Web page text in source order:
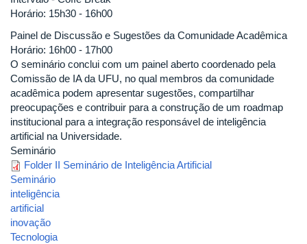
Horário: 15h30 - 16h00
Painel de Discussão e Sugestões da Comunidade Acadêmica
Horário: 16h00 - 17h00
O seminário conclui com um painel aberto coordenado pela
Comissão de IA da UFU, no qual membros da comunidade
acadêmica podem apresentar sugestões, compartilhar
preocupações e contribuir para a construção de um roadmap
institucional para a integração responsável de inteligência
artificial na Universidade.
Seminário
Folder II Seminário de Inteligência Artificial
Seminário
inteligência
artificial
inovação
Tecnologia